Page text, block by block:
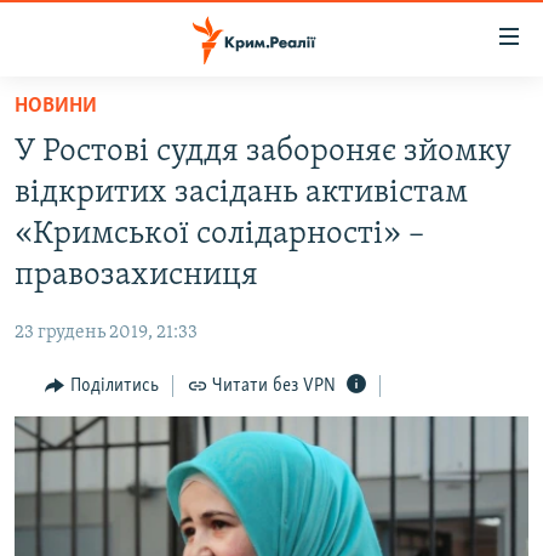
Перейти
основного
матеріалу
Перейти
до
основної
Перейти
пошуку
ВІДЕО ТА ФОТО
ПОГЛЯД
ІНТЕРВ'Ю
ВСЕ ЗА ДЕНЬ
СПЕЦПРОЕКТИ
ДЕПОРТАЦІЯ
ЯК ОБІЙТИ БЛОКУВАННЯ
НОВИНИ
У Ростові суддя забороняє зйомку
відкритих засідань активістам
«Кримської солідарності» –
правозахисниця
23 грудень 2019, 21:33
Поділитись Читати без VPN